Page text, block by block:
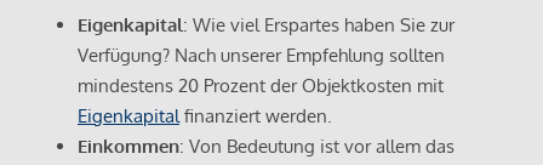
Eigenkapital: Wie viel Erspartes haben Sie zur
Verfügung? Nach unserer Empfehlung sollten
mindestens 20 Prozent der Objektkosten mit
Eigenkapital finanziert werden.
Einkommen: Von Bedeutung ist vor allem das